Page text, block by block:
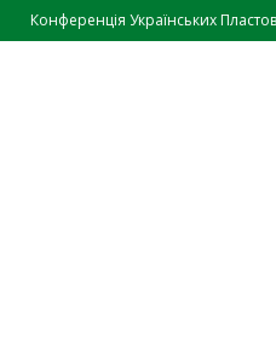
Конференція Українських